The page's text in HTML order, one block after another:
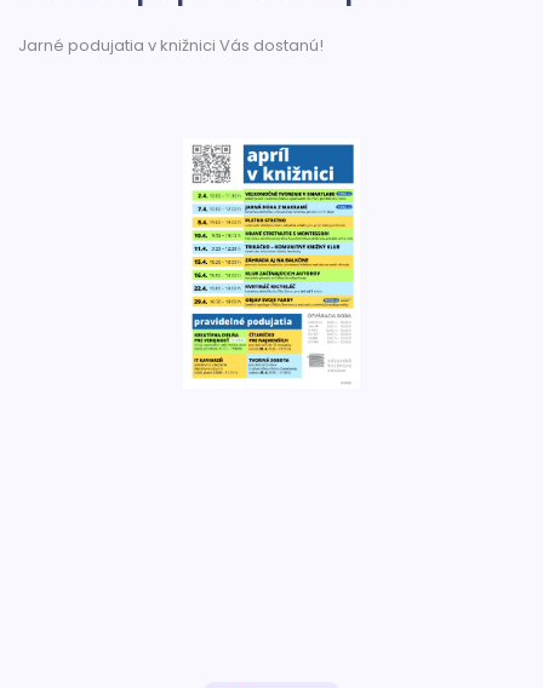
Jarné podujatia v knižnici Vás dostanú!